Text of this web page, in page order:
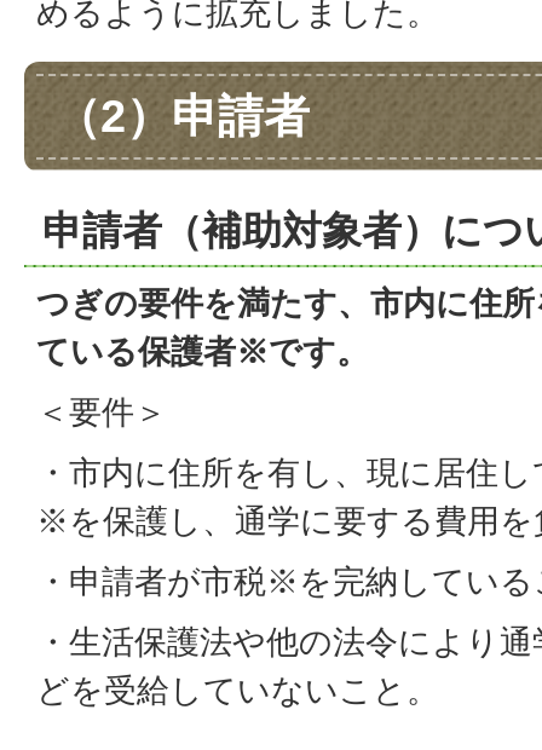
めるように拡充しました。
（2）申請者
申請者（補助対象者）につ
つぎの要件を満たす、市内に住
ている保護者※です。
＜要件＞
・市内に住所を有し、現に居住
※を保護し、通学に要する費用
・申請者が市税※を完納してい
・生活保護法や他の法令により
どを受給していないこと。